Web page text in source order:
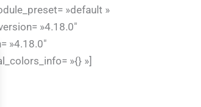
»default »
»4.18.0″
»4.18.0″
»{} »]